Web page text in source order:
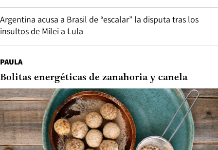
Argentina acusa a Brasil de “escalar” la disputa tras los
insultos de Milei a Lula
PAULA
Bolitas energéticas de zanahoria y canela